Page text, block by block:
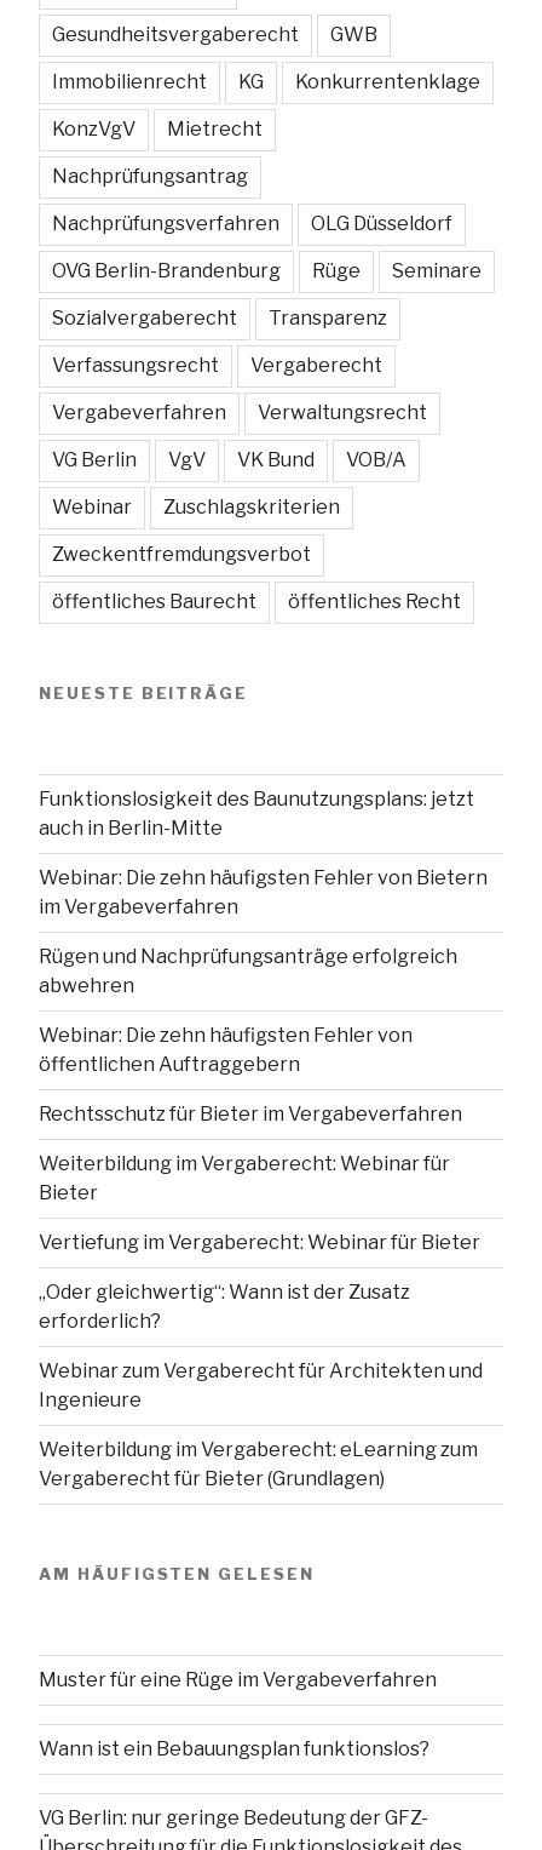
Gesundheitsvergaberecht GWB
Immobilienrecht KG Konkurrentenklage
KonzVgV Mietrecht
Nachprüfungsantrag
Nachprüfungsverfahren OLG Düsseldorf
OVG Berlin-Brandenburg Rüge Seminare
Sozialvergaberecht Transparenz
Verfassungsrecht Vergaberecht
Vergabeverfahren Verwaltungsrecht
VG Berlin VgV VK Bund VOB/A
Webinar Zuschlagskriterien
Zweckentfremdungsverbot
öffentliches Baurecht öffentliches Recht
NEUESTE BEITRÄGE
Funktionslosigkeit des Baunutzungsplans: jetzt
auch in Berlin-Mitte
Webinar: Die zehn häufigsten Fehler von Bietern
im Vergabeverfahren
Rügen und Nachprüfungsanträge erfolgreich
abwehren
Webinar: Die zehn häufigsten Fehler von
öffentlichen Auftraggebern
Rechtsschutz für Bieter im Vergabeverfahren
Weiterbildung im Vergaberecht: Webinar für
Bieter
Vertiefung im Vergaberecht: Webinar für Bieter
„Oder gleichwertig“: Wann ist der Zusatz
erforderlich?
Webinar zum Vergaberecht für Architekten und
Ingenieure
Weiterbildung im Vergaberecht: eLearning zum
Vergaberecht für Bieter (Grundlagen)
AM HÄUFIGSTEN GELESEN
Muster für eine Rüge im Vergabeverfahren
Wann ist ein Bebauungsplan funktionslos?
VG Berlin: nur geringe Bedeutung der GFZ-